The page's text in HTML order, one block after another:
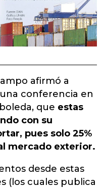
afirmó a
conferencia en
que estas
con su
pues solo 25%
mercado exterior.
desde estas
(los cuales publica